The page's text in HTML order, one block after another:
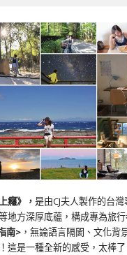
癮》 ， 是由CJ夫人製作的台
地方深厚底蘊，構成專為旅
南> ，無論語言隔閡、文化背
這是一種全新的感受，太棒